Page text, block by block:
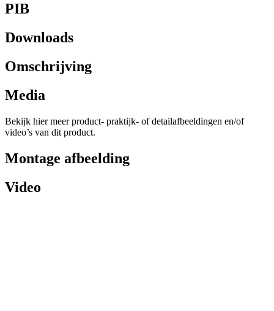
PIB
Downloads
Omschrijving
Media
Bekijk hier meer product- praktijk- of detailafbeeldingen en/of
video’s van dit product.
Montage afbeelding
Video